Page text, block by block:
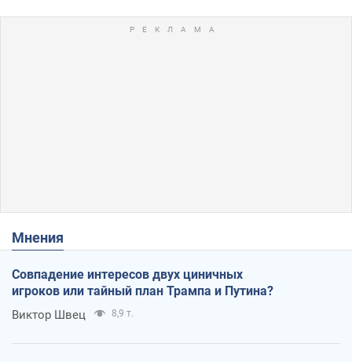
Мнения
Совпадение интересов двух циничных
игроков или тайный план Трампа и Путина?
Виктор Швец 8,9 т.